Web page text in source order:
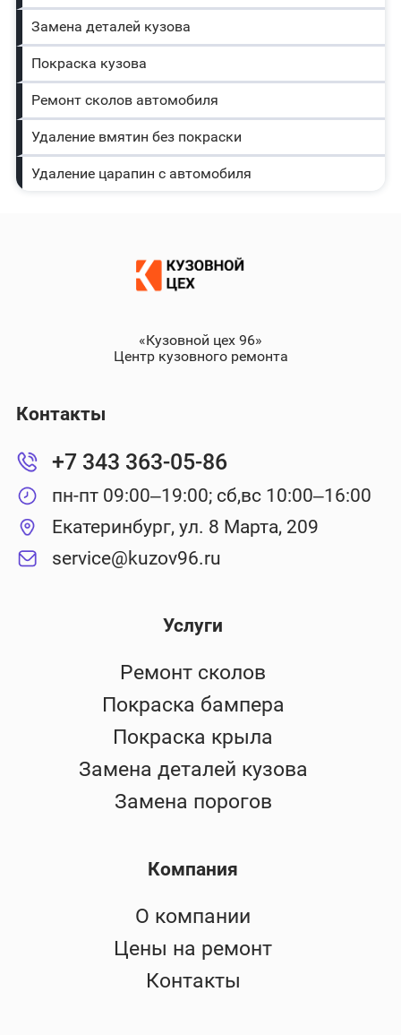
Замена деталей кузова
Покраска кузова
Ремонт сколов автомобиля
Удаление вмятин без покраски
Удаление царапин с автомобиля
«Кузовной цех 96»
Центр кузовного ремонта
Услуги
Ремонт сколов
Покраска бампера
Покраска крыла
Замена деталей кузова
Замена порогов
Компания
О компании
Цены на ремонт
Контакты
Контакты
+7 343 363-05-86
пн-пт 09:00–19:00; сб,вс 10:00–16:00
Екатеринбург, ул. 8 Марта, 209
service@kuzov96.ru